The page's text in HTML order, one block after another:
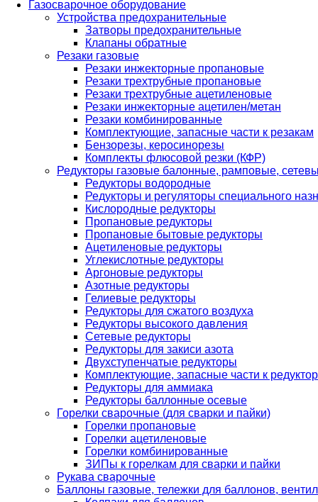
Газосварочное оборудование
Устройства предохранительные
Затворы предохранительные
Клапаны обратные
Резаки газовые
Резаки инжекторные пропановые
Резаки трехтрубные пропановые
Резаки трехтрубные ацетиленовые
Резаки инжекторные ацетилен/метан
Резаки комбинированные
Комплектующие, запасные части к резакам
Бензорезы, керосинорезы
Комплекты флюсовой резки (КФР)
Редукторы газовые балонные, рамповые,
Редукторы водородные
Редукторы и регуляторы специального
Кислородные редукторы
Пропановые редукторы
Пропановые бытовые редукторы
Ацетиленовые редукторы
Углекислотные редукторы
Аргоновые редукторы
Азотные редукторы
Гелиевые редукторы
Редукторы для сжатого воздуха
Редукторы высокого давления
Сетевые редукторы
Редукторы для закиси азота
Двухступенчатые редукторы
Комплектующие, запасные части к
Редукторы для аммиака
Редукторы баллонные осевые
Горелки сварочные (для сварки и пайки)
Горелки пропановые
Горелки ацетиленовые
Горелки комбинированные
ЗИПы к горелкам для сварки и пайки
Рукава сварочные
Баллоны газовые, тележки для баллонов,